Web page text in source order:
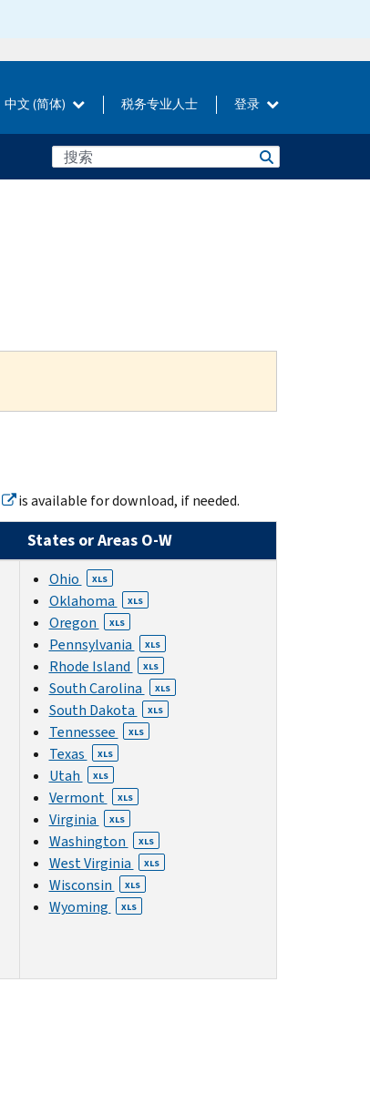
中文 (简体) 税务专业人士 登录
is available for download, if needed.
States or Areas O-W
Ohio XLS
Oklahoma XLS
Oregon XLS
Pennsylvania XLS
Rhode Island XLS
South Carolina XLS
South Dakota XLS
Tennessee XLS
Texas XLS
Utah XLS
Vermont XLS
Virginia XLS
Washington XLS
West Virginia XLS
Wisconsin XLS
Wyoming XLS